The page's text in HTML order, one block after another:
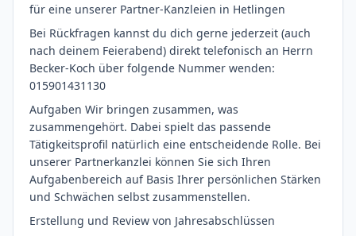
für eine unserer Partner-Kanzleien in Hetlingen
Bei Rückfragen kannst du dich gerne jederzeit (auch
nach deinem Feierabend) direkt telefonisch an Herrn
Becker-Koch über folgende Nummer wenden:
015901431130
Aufgaben Wir bringen zusammen, was
zusammengehört. Dabei spielt das passende
Tätigkeitsprofil natürlich eine entscheidende Rolle. Bei
unserer Partnerkanzlei können Sie sich Ihren
Aufgabenbereich auf Basis Ihrer persönlichen Stärken
und Schwächen selbst zusammenstellen.
Erstellung und Review von Jahresabschlüssen